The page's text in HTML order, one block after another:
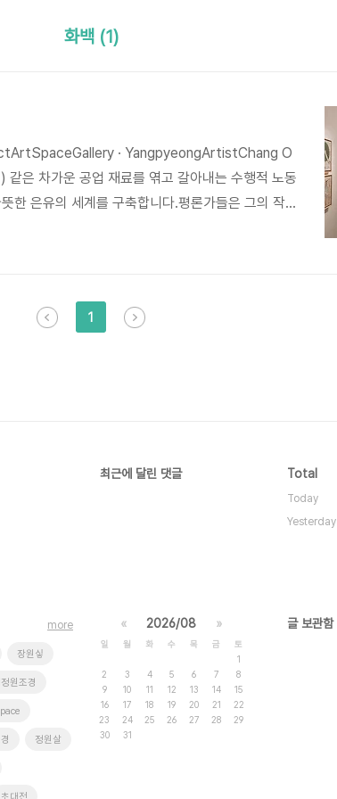
화백 (1)
· YangpyeongArtistChang O
은 차가운 공업 재료를 엮고 갈아내는 수행적 노동
한 은유의 세계를 구축합니다.평론가들은 그의 작품
, 겹겹이 쌓인 마티에르(질감) 속에 이야기를 숨겨
1
최근에 달린 댓글 Total
Today
Yesterday
장원싷
원조경
정원살
more « 2026/08 »
일 월 화 수 목 금
토
1
2
3 4 5 6 7
8
9
10 11 12 13 14
15
16
17 18 19 20 21
22
23
24 25 26 27 28
29
30
31
글 보관함